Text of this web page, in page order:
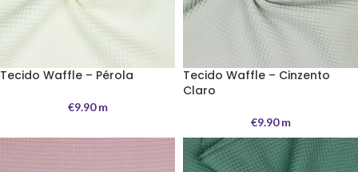
Tecido Waffle – Pérola
€9.90m
Tecido Waffle – Cinzento
Claro
€9.90m